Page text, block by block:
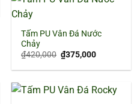
Tấm PU Vân Đá Nước
Chảy
₫420,000 Giá
gốc
là:
₫375,000Giá
tại
₫375,000.